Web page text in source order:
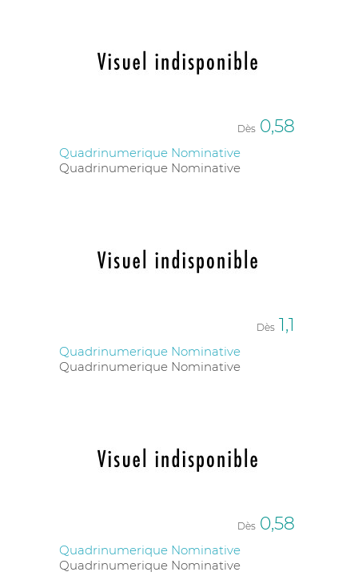
Dès 0,58
Quadrinumerique Nominative
Quadrinumerique Nominative
Dès 1,1
Quadrinumerique Nominative
Quadrinumerique Nominative
Dès 0,58
Quadrinumerique Nominative
Quadrinumerique Nominative